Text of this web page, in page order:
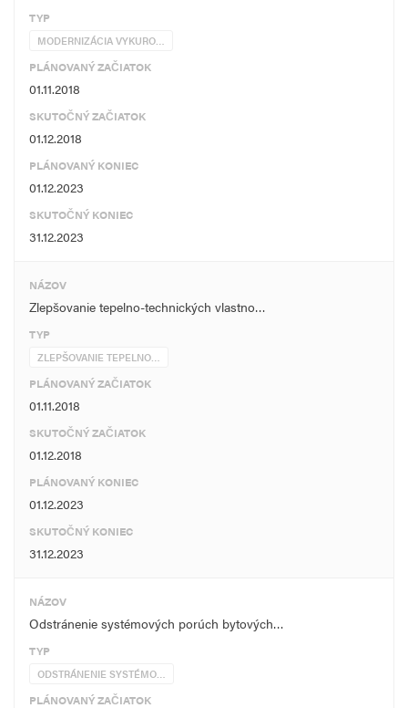
TYP
MODERNIZÁCIA VYKURO…
PLÁNOVANÝ ZAČIATOK
01.11.2018
SKUTOČNÝ ZAČIATOK
01.12.2018
PLÁNOVANÝ KONIEC
01.12.2023
SKUTOČNÝ KONIEC
31.12.2023
NÁZOV
Zlepšovanie tepelno-technických vlastno…
TYP
ZLEPŠOVANIE TEPELNO…
PLÁNOVANÝ ZAČIATOK
01.11.2018
SKUTOČNÝ ZAČIATOK
01.12.2018
PLÁNOVANÝ KONIEC
01.12.2023
SKUTOČNÝ KONIEC
31.12.2023
NÁZOV
Odstránenie systémových porúch bytových…
TYP
ODSTRÁNENIE SYSTÉMO…
PLÁNOVANÝ ZAČIATOK